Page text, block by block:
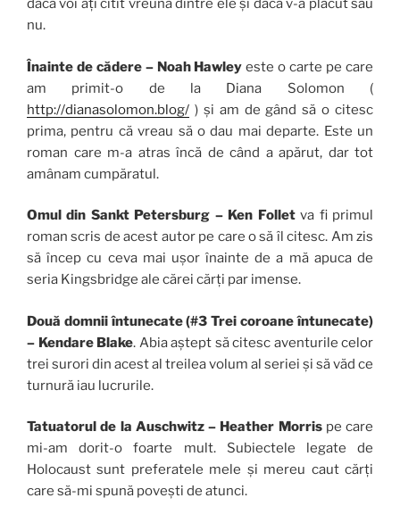
dacă voi ați citit vreuna dintre ele și dacă v-a plăcut sau
nu.
Înainte de cădere – Noah Hawley este o carte pe care
am primit-o de la Diana Solomon (
http://dianasolomon.blog/ ) și am de gând să o citesc
prima, pentru că vreau să o dau mai departe. Este un
roman care m-a atras încă de când a apărut, dar tot
amânam cumpăratul.
Omul din Sankt Petersburg – Ken Folletva fi primul
roman scris de acest autor pe care o să îl citesc. Am zis
să încep cu ceva mai ușor înainte de a mă apuca de
seria Kingsbridge ale cărei cărți par imense.
Două domnii întunecate (#3 Trei coroane întunecate)
– Kendare Blake. Abia aștept să citesc aventurile celor
trei surori din acest al treilea volum al seriei și să văd ce
turnură iau lucrurile.
Tatuatorul de la Auschwitz – Heather Morrispe care
mi-am dorit-o foarte mult. Subiectele legate de
Holocaust sunt preferatele mele și mereu caut cărți
care să-mi spună povești de atunci.